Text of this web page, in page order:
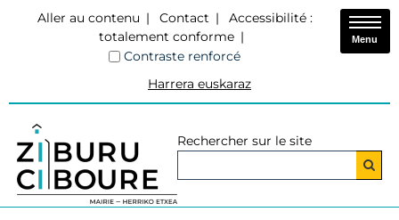
Aller au contenu Contact
Accessibilité :
totalement conforme
Contraste renforcé
Harrera euskaraz
Rechercher sur le site
Menu